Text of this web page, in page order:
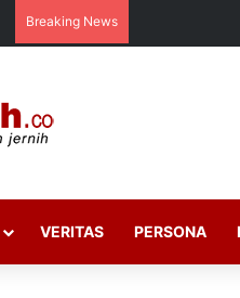
Breaking News
VERITAS PERSONA